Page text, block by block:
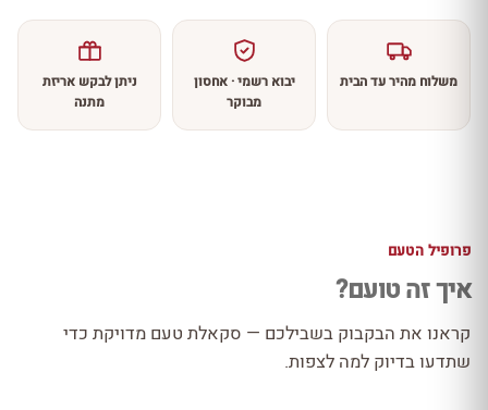
משלוח מהיר עד הבית
יבוא רשמי · אחסון
מבוקר
ניתן לבקש אריזת
מתנה
פרופיל הטעם
איך זה טועם?
קראנו את הבקבוק בשבילכם — סקאלת טעם מדויקת כדי
שתדעו בדיוק למה לצפות.